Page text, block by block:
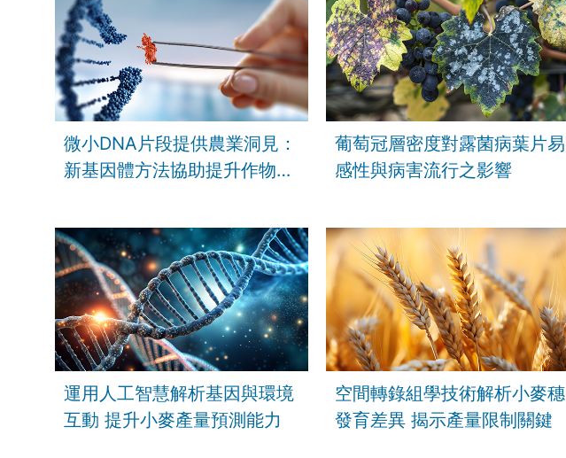
微小DNA片段提供農業洞見：
新基因體方法協助提升作物韌
葡萄冠層密度對露菌病葉片易
感性與病害流行之影響
運用人工智慧解析基因與環境
互動 提升小麥產量預測能力
空間轉錄組學技術解析小麥穗
發育差異 揭示產量限制關鍵